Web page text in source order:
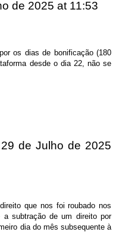
de 2025 at 11:53
os dias de bonificação (180
desde o dia 22, não se
29 de Julho de 2025
que nos foi roubado nos
a subtração de um direito por
dia do mês subsequente à